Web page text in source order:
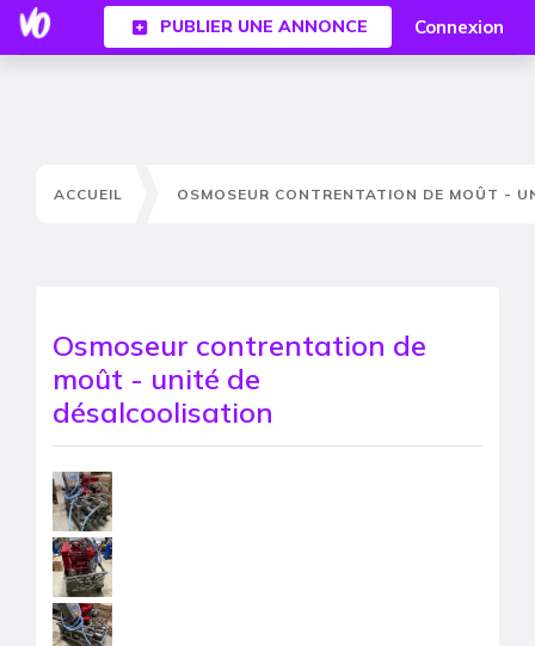
PUBLIER UNE ANNONCE Connexion
ACCUEIL OSMOSEUR CONTRENTATION DE MOÛT -
Osmoseur contrentation de
moût - unité de
désalcoolisation